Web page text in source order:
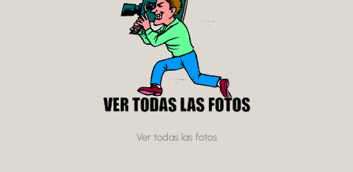
Ver todas las fotos